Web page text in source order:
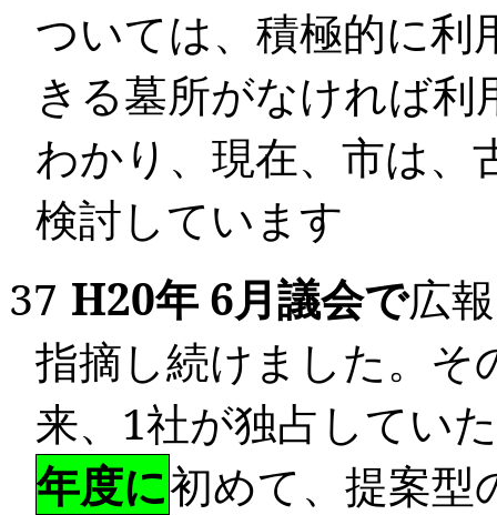
ついては、積極的に利
きる墓所がなければ利
わかり、現在、市は、
検討しています
37 H20年 6月議会で広
指摘し続けました。そ
来、 1社が独占してい
年度に初めて、提案型